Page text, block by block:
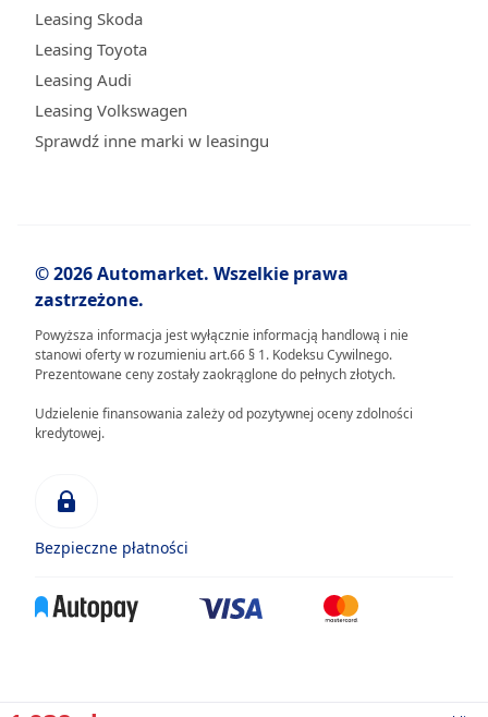
Leasing Skoda
Leasing Toyota
Leasing Audi
Leasing Volkswagen
Sprawdź inne marki w leasingu
© 2026 Automarket. Wszelkie prawa
zastrzeżone.
Powyższa informacja jest wyłącznie informacją handlową i nie
stanowi oferty w rozumieniu art.66 § 1. Kodeksu Cywilnego.
Prezentowane ceny zostały zaokrąglone do pełnych złotych.
Udzielenie finansowania zależy od pozytywnej oceny zdolności
kredytowej.
Bezpieczne płatności